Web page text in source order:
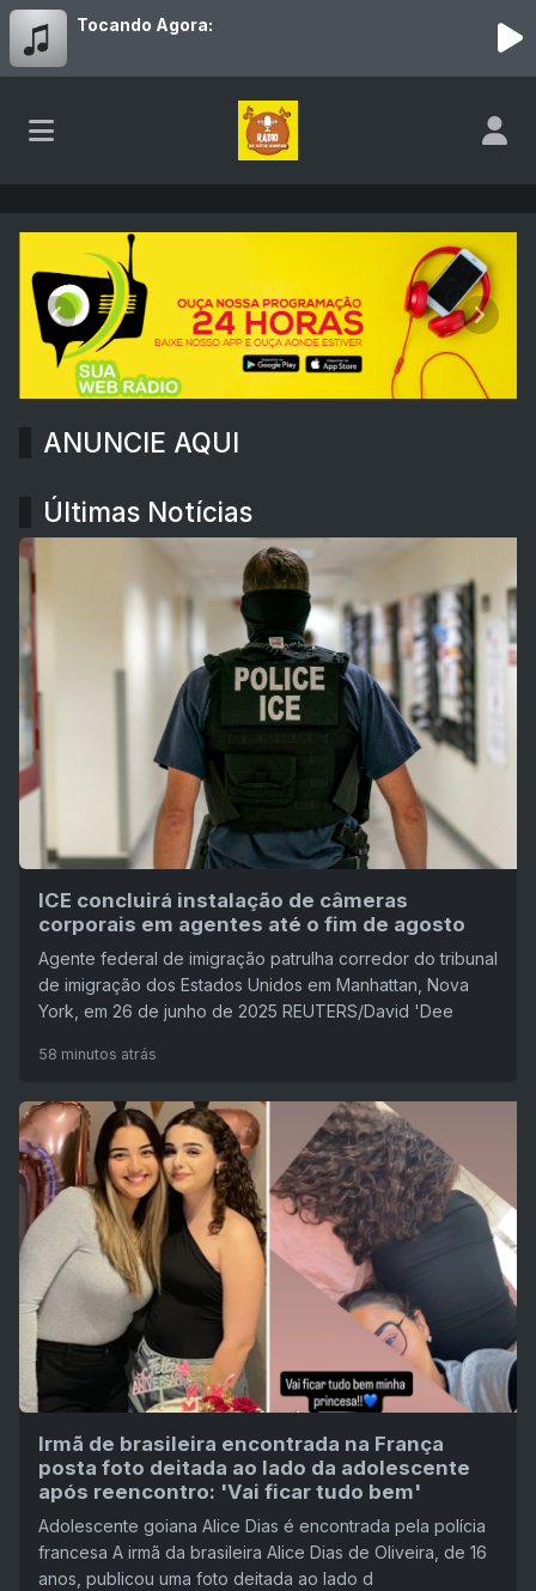
Tocando Agora:
SITE RÁDIO 2
Anterior
ANUNCIE AQUI
Últimas Notícias
ICE concluirá instalação de câmeras
corporais em agentes até o fim de agosto
Agente federal de imigração patrulha corredor do tribunal
de imigração dos Estados Unidos em Manhattan, Nova
York, em 26 de junho de 2025 REUTERS/David 'Dee
58 minutos atrás
Irmã de brasileira encontrada na França
posta foto deitada ao lado da adolescente
após reencontro: 'Vai ficar tudo bem'
Adolescente goiana Alice Dias é encontrada pela polícia
francesa A irmã da brasileira Alice Dias de Oliveira, de 16
anos, publicou uma foto deitada ao lado d